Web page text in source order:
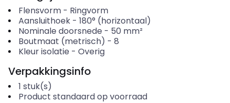
Flensvorm- Ringvorm
Aansluithoek- 180° (horizontaal)
Nominale doorsnede - 50 mm²
Boutmaat (metrisch) - 8
Kleur isolatie - Overig
Verpakkingsinfo
1 stuk(s)
Product standaard op voorraad